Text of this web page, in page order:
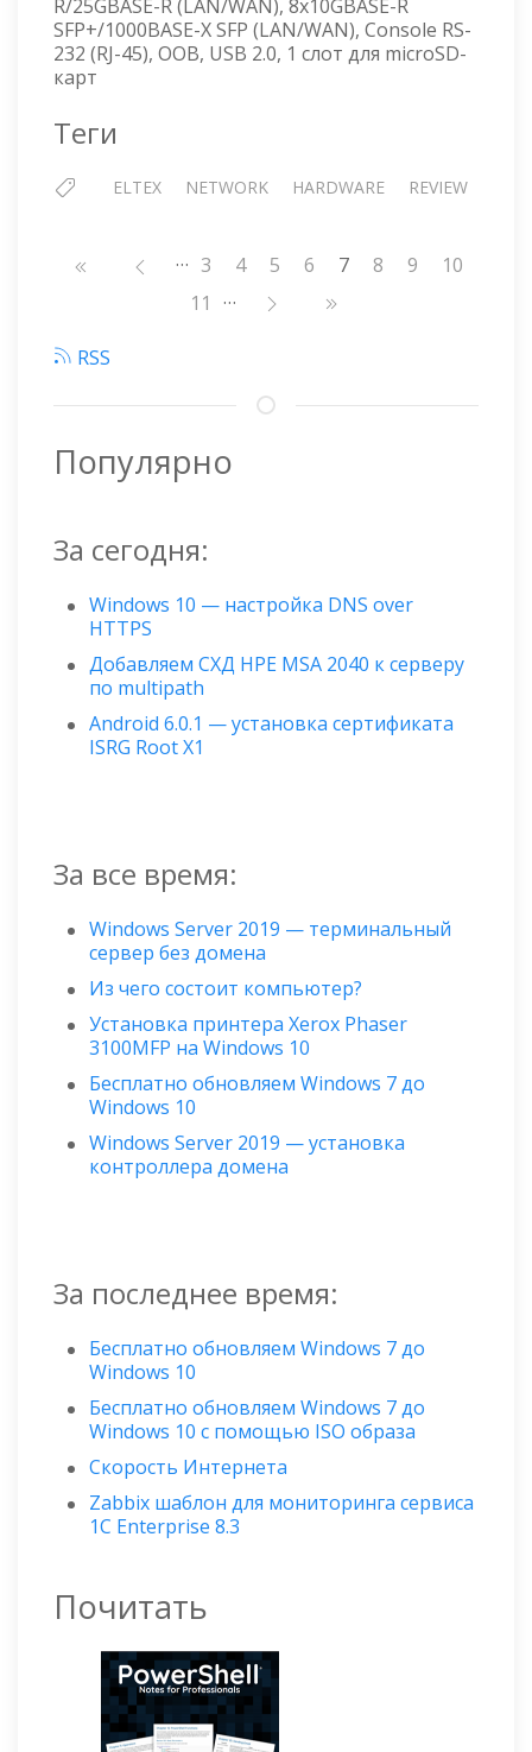
R/25GBASE-R (LAN/WAN), 8x10GBASE-R
SFP+/1000BASE-X SFP (LAN/WAN), Console RS-
232 (RJ-45), OOB, USB 2.0, 1 cлот для microSD-
карт
Теги
ELTEX NETWORK HARDWARE REVIEW
Нумерация
… Страница
3 Страница
4 Страница
5 Страница
6 7 Страница
8 Страница
9
10
Страница
11 …
RSS
Популярно
За сегодня:
Windows 10 — настройка DNS over
HTTPS
Добавляем СХД HPE MSA 2040 к серверу
по multipath
Android 6.0.1 — установка сертификата
ISRG Root X1
За все время:
Windows Server 2019 — терминальный
сервер без домена
Из чего состоит компьютер?
Установка принтера Xerox Phaser
3100MFP на Windows 10
Бесплатно обновляем Windows 7 до
Windows 10
Windows Server 2019 — установка
контроллера домена
За последнее время:
Бесплатно обновляем Windows 7 до
Windows 10
Бесплатно обновляем Windows 7 до
Windows 10 с помощью ISO образа
Скорость Интернета
Zabbix шаблон для мониторинга сервиса
1C Enterprise 8.3
Почитать